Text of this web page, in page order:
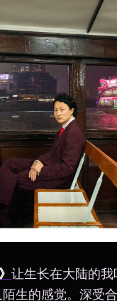
让生长在大陆的我
生的感觉。深受